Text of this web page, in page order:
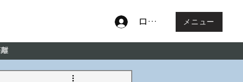
ログイン メニュー